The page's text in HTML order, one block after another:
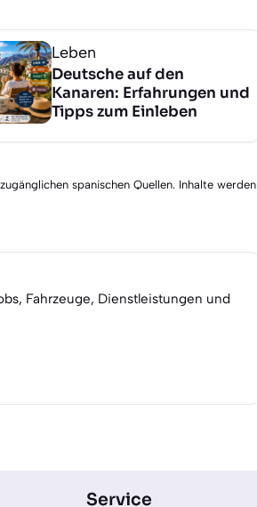
Leben
Deutsche auf den
Kanaren: Erfahrungen und
Tipps zum Einleben
spanischen Quellen. Inhalte werden
Fahrzeuge, Dienstleistungen und
Service